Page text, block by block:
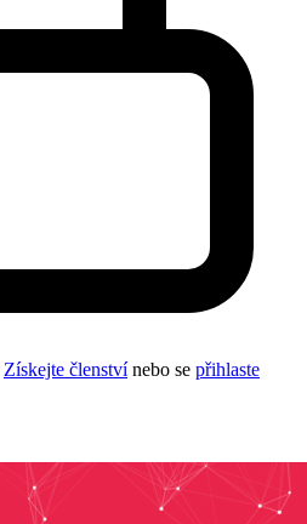
Získejte členstvínebo se přihlaste